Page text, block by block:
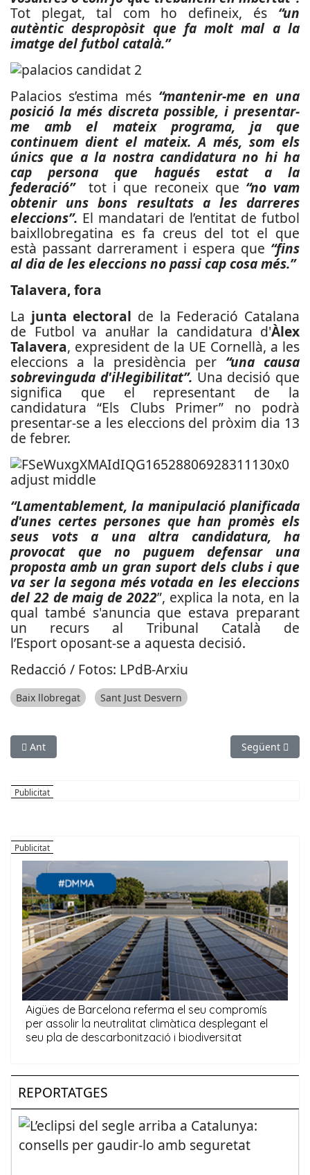
Tot plegat, tal com ho defineix, és “un
autèntic despropòsit que fa molt mal a la
imatge del futbol català.”
Palacios s’estima més “mantenir-me en una
posició la més discreta possible, i presentar-
me amb el mateix programa, ja que
continuem dient el mateix. A més, som els
únics que a la nostra candidatura no hi ha
cap persona que hagués estat a la
federació” tot i que reconeix que “no vam
obtenir uns bons resultats a les darreres
eleccions”. El mandatari de l’entitat de futbol
baixllobregatina es fa creus del tot el que
està passant darrerament i espera que “fins
al dia de les eleccions no passi cap cosa més.”
Talavera, fora
La junta electoral de la Federació Catalana
de Futbol va anul·lar la candidatura d'Àlex
Talavera, expresident de la UE Cornellà, a les
eleccions a la presidència per “una causa
sobrevinguda d'il·legibilitat”. Una decisió que
significa que el representant de la
candidatura “Els Clubs Primer” no podrà
presentar-se a les eleccions del pròxim dia 13
de febrer.
“Lamentablement, la manipulació planificada
d'unes certes persones que han promès els
seus vots a una altra candidatura, ha
provocat que no puguem defensar una
proposta amb un gran suport dels clubs i que
va ser la segona més votada en les eleccions
del 22 de maig de 2022”, explica la nota, en la
qual també s'anuncia que estava preparant
un recurs al Tribunal Català de
l’Esport oposant-se a aquesta decisió.
Redacció / Fotos: LPdB-Arxiu
Baix llobregat Sant Just Desvern
Article anterior: Encarreguen la imatge dels Jocs Esportius
Ant Article
Següent
REPORTATGES